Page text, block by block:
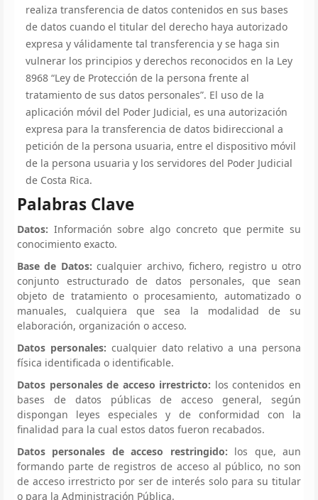
realiza transferencia de datos contenidos en sus bases
de datos cuando el titular del derecho haya autorizado
expresa y válidamente tal transferencia y se haga sin
vulnerar los principios y derechos reconocidos en la Ley
8968 “Ley de Protección de la persona frente al
tratamiento de sus datos personales”. El uso de la
aplicación móvil del Poder Judicial, es una autorización
expresa para la transferencia de datos bidireccional a
petición de la persona usuaria, entre el dispositivo móvil
de la persona usuaria y los servidores del Poder Judicial
de Costa Rica.
Palabras Clave
Datos: Información sobre algo concreto que permite su
conocimiento exacto.
Base de Datos: cualquier archivo, fichero, registro u otro
conjunto estructurado de datos personales, que sean
objeto de tratamiento o procesamiento, automatizado o
manuales, cualquiera que sea la modalidad de su
elaboración, organización o acceso.
Datos personales: cualquier dato relativo a una persona
física identificada o identificable.
Datos personales de acceso irrestricto: los contenidos en
bases de datos públicas de acceso general, según
dispongan leyes especiales y de conformidad con la
finalidad para la cual estos datos fueron recabados.
Datos personales de acceso restringido: los que, aun
formando parte de registros de acceso al público, no son
de acceso irrestricto por ser de interés solo para su titular
o para la Administración Pública.